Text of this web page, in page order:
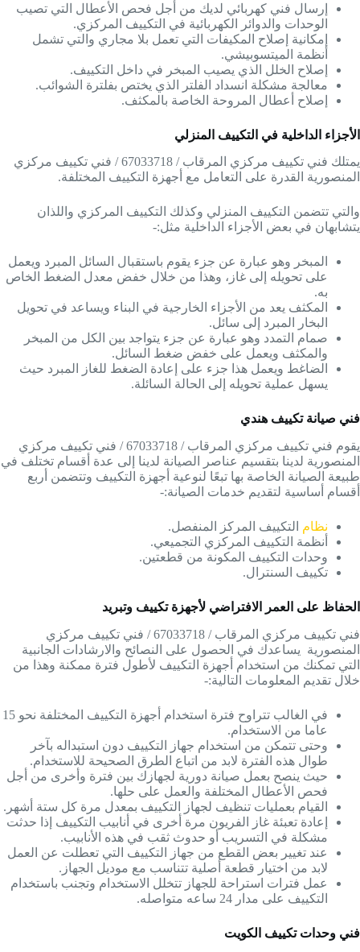
إرسال فني كهربائي لديك من أجل فحص الأعطال التي تصيب
الوحدات والدوائر الكهربائية في التكييف المركزي.
إمكانية إصلاح المكيفات التي تعمل بلا مجاري والتي تشمل
أنظمة الميتسوبيشي.
إصلاح الخلل الذي يصيب المبخر في داخل التكييف.
معالجة مشكلة انسداد الفلتر الذي يختص بفلترة الشوائب.
إصلاح أعطال المروحة الخاصة بالمكثف.
الأجزاء الداخلية في التكييف المنزلي
يمتلك فني تكييف مركزي المرقاب / 67033718 / فني تكييف مركزي
المنصورية القدرة على التعامل مع أجهزة التكييف المختلفة.
والتي تتضمن التكييف المنزلي وكذلك التكييف المركزي واللذان
يتشابهان في بعض الأجزاء الداخلية مثل:-
المبخر وهو عبارة عن جزء يقوم باستقبال السائل المبرد ويعمل
على تحويله إلى غاز، وهذا من خلال خفض معدل الضغط الخاص
به.
المكثف يعد من الأجزاء الخارجية في البناء ويساعد في تحويل
البخار المبرد إلى سائل.
صمام التمدد وهو عبارة عن جزء يتواجد بين الكل من المبخر
والمكثف ويعمل على خفض ضغط السائل.
الضاغط ويعمل هذا جزء على إعادة الضغط للغاز المبرد حيث
يسهل عملية تحويله إلى الحالة السائلة.
فني صيانة تكييف هندي
يقوم فني تكييف مركزي المرقاب / 67033718 / فني تكييف مركزي
المنصورية لدينا بتقسيم عناصر الصيانة لدينا إلى عدة أقسام تختلف في
طبيعة الصيانة الخاصة بها تبعًا لنوعية أجهزة التكييف وتتضمن أربع
أقسام أساسية لتقديم خدمات الصيانة:-
نظام التكييف المركز المنفصل.
أنظمة التكييف المركزي التجميعي.
وحدات التكييف المكونة من قطعتين.
تكييف السنترال.
الحفاظ على العمر الافتراضي لأجهزة تكييف وتبريد
فني تكييف مركزي المرقاب / 67033718 / فني تكييف مركزي
المنصورية يساعدك في الحصول على النصائح والارشادات الجانبية
التي تمكنك من استخدام أجهزة التكييف لأطول فترة ممكنة وهذا من
خلال تقديم المعلومات التالية:-
في الغالب تتراوح فترة استخدام أجهزة التكييف المختلفة نحو 15
عاما من الاستخدام.
وحتى تتمكن من استخدام جهاز التكييف دون استبداله بآخر
طوال هذه الفترة لابد من اتباع الطرق الصحيحة للاستخدام.
حيث ينصح بعمل صيانة دورية لجهازك بين فترة وأخرى من أجل
فحص الأعطال المختلفة والعمل على حلها.
القيام بعمليات تنظيف لجهاز التكييف بمعدل مرة كل ستة أشهر.
إعادة تعبئة غاز الفريون مرة أخرى في أنابيب التكييف إذا حدثت
مشكلة في التسريب أو حدوث ثقب في هذه الأنابيب.
عند تغيير بعض القطع من جهاز التكييف التي تعطلت عن العمل
لابد من اختيار قطعة أصلية تتناسب مع موديل الجهاز.
عمل فترات استراحة للجهاز تتخلل الاستخدام وتجنب باستخدام
التكييف على مدار 24 ساعه متواصله.
فني وحدات تكييف الكويت